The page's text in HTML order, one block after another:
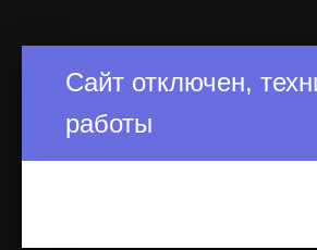
Сайт отключен,
работы